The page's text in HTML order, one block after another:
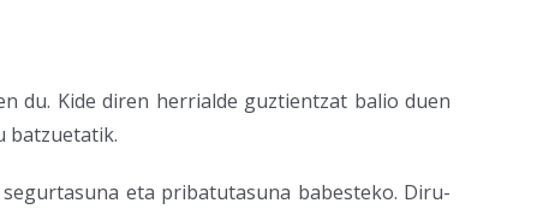
du. Kide diren herrialde guztientzat balio duen
batzuetatik.
eta pribatutasuna babesteko. Diru-